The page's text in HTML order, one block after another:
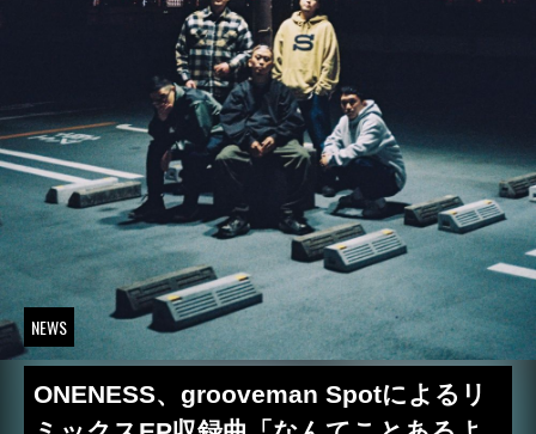
NEWS
ONENESS、grooveman Spotによるリ